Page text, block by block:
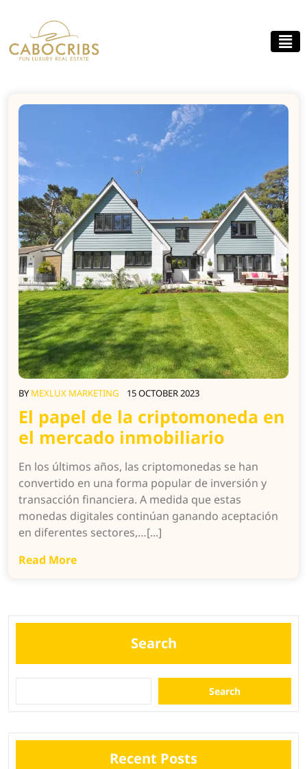
BY MEXLUX MARKETING 15 OCTOBER 2023
El papel de la criptomoneda en
el mercado inmobiliario
En los últimos años, las criptomonedas se han
convertido en una forma popular de inversión y
transacción financiera. A medida que estas
monedas digitales continúan ganando aceptación
en diferentes sectores,…[...]
Read More
Search
Search
Recent Posts